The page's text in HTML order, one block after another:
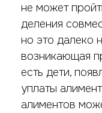
не может
деления
но это далеко
возникающая
есть дети,
уплаты
алиментов